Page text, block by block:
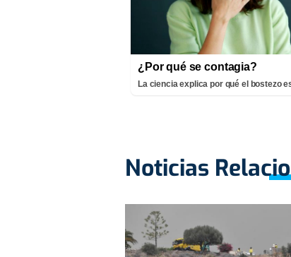
¿Por qué se contagia?
La ciencia explica por qué el bostezo
Noticias